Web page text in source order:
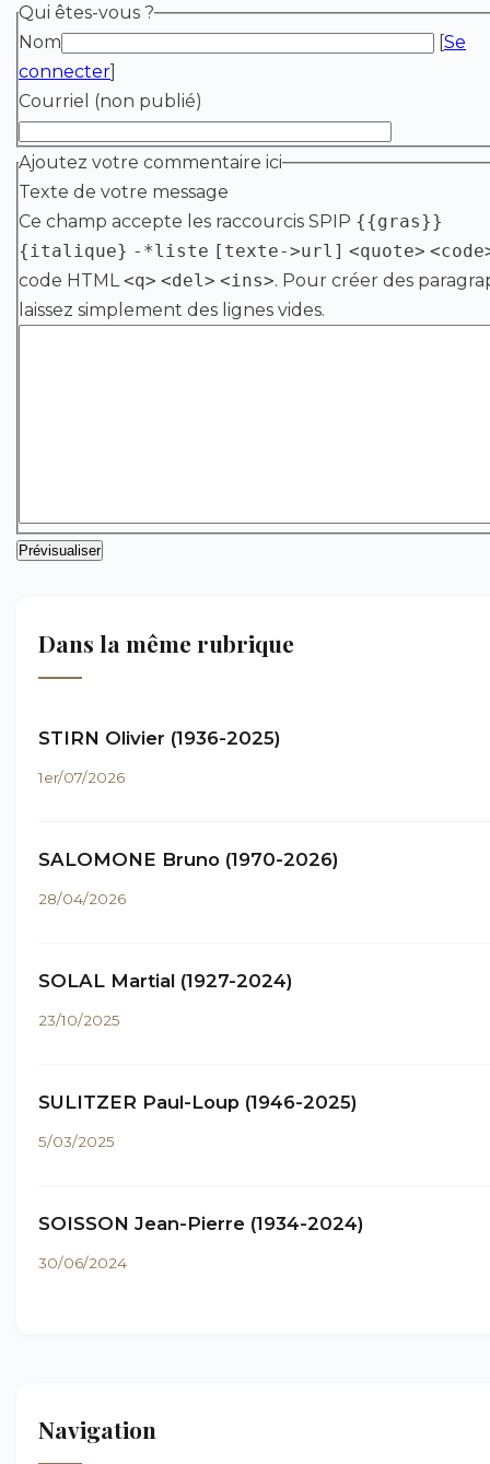
Qui êtes-vous ?
Nom
[Se
connecter]
Courriel (non publié)
Ajoutez votre commentaire ici
Texte de votre message
Ce champ accepte les raccourcis SPIP {{gras}}
{italique} -*liste [texte->url] <quote>
code HTML<q> <del> <ins>. Pour créer des
laissez simplement des lignes vides.
Dans la même rubrique
STIRN Olivier (1936-2025)
1er/07/2026
SALOMONE Bruno (1970-2026)
28/04/2026
SOLAL Martial (1927-2024)
23/10/2025
SULITZER Paul-Loup (1946-2025)
5/03/2025
SOISSON Jean-Pierre (1934-2024)
30/06/2024
Navigation